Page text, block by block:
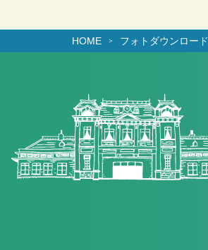
HOME フォトダウンロード